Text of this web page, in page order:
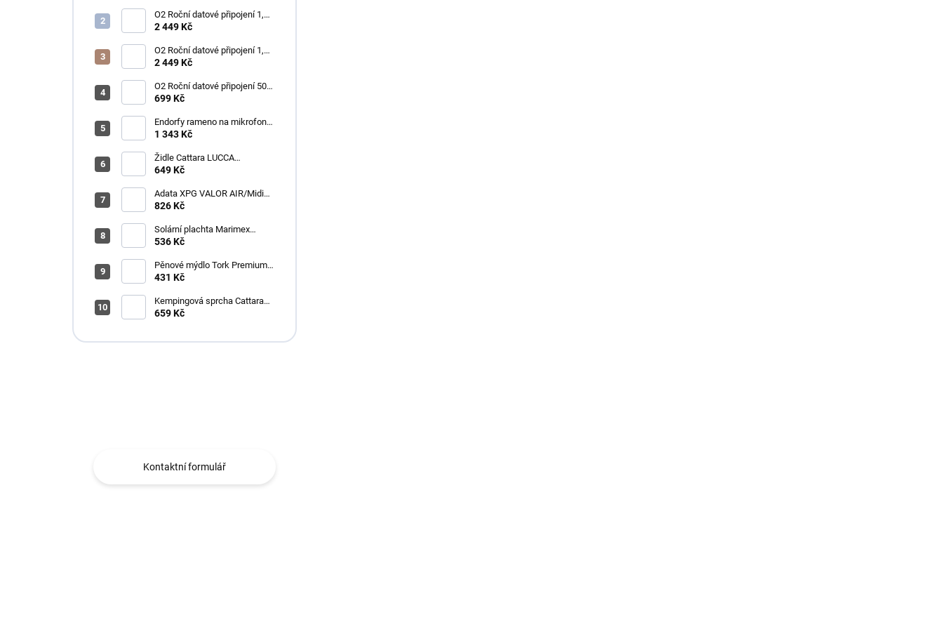
O2 Roční datové připojení 1,2
TB
2 449 Kč
O2 Roční datové připojení 1,2
TB
2 449 Kč
O2 Roční datové připojení 50
GB
699 Kč
Endorfy rameno na mikrofon
Broadcast Low Profile Boom
hlava / černý
1 343 Kč
Židle Cattara LUCCA
kempingová skládací modrá
649 Kč
Adata XPG VALOR AIR/Midi
Tower/Transpar./Černá
826 Kč
Solární plachta Marimex
průměr 3,6 m černá
536 Kč
Pěnové mýdlo Tork Premium
Antimikrobiální 1l S4
431 Kč
Kempingová sprcha Cattara
AKU
659 Kč
Kontaktní formulář